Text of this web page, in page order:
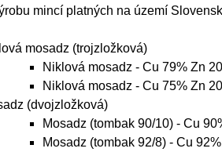
mincí platných na území
mosadz (trojzložková)
Niklová mosadz - Cu 79% Zn
Niklová mosadz - Cu 75% Zn
(dvojzložková)
Mosadz (tombak 90/10) - Cu
Mosadz (tombak 92/8) - Cu